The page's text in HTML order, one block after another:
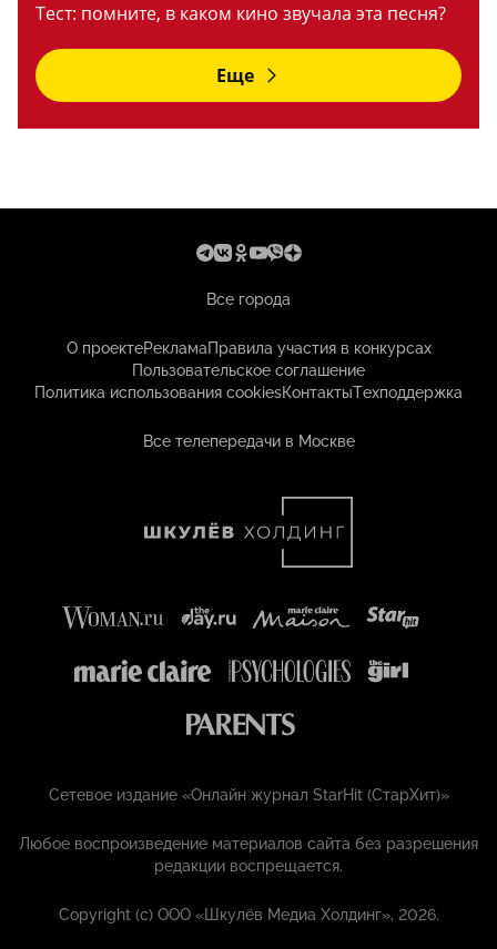
Тест: помните, в каком кино звучала эта песня?
Еще
Все города
О проектеРекламаПравила участия в конкурсах
Пользовательское соглашение
Политика использования cookiesКонтактыТехподдержка
Все телепередачи в Москве
Сетевое издание «Онлайн журнал StarHit (СтарХит)»
Любое воспроизведение материалов сайта без разрешения
редакции воспрещается.
Copyright (с) ООО «Шкулёв Медиа Холдинг», 2026.